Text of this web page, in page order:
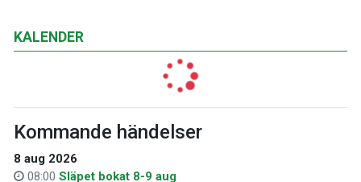
KALENDER
Kommande händelser
8 aug 2026
08:00 Släpet bokat 8-9 aug